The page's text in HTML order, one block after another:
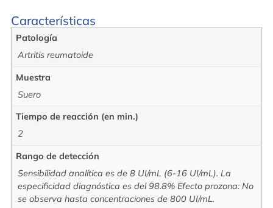
Características
Patología
Artritis reumatoide
Muestra
Suero
Tiempo de reacción (en min.)
2
Rango de detección
Sensibilidad analítica es de 8 UI/mL (6-16 UI/mL). La
especificidad diagnóstica es del 98.8% Efecto prozona: No
se observa hasta concentraciones de 800 UI/mL.